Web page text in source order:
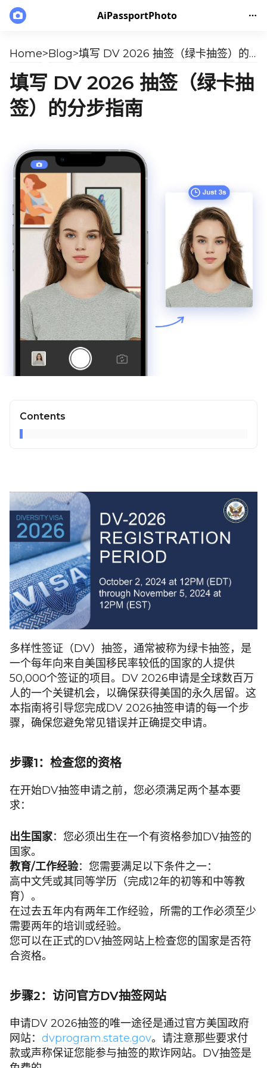
AiPassportPhoto
Home>Blog> 填写 DV 2026 抽签（绿卡抽签）的分步指南
填写 DV 2026 抽签（绿卡抽
签）的分步指南
Contents
多样性签证（DV）抽签，通常被称为绿卡抽签，是
一个每年向来自美国移民率较低的国家的人提供
50,000个签证的项目。DV 2026申请是全球数百万
人的一个关键机会，以确保获得美国的永久居留。这
本指南将引导您完成DV 2026抽签申请的每一个步
骤，确保您避免常见错误并正确提交申请。
步骤1：检查您的资格
在开始DV抽签申请之前，您必须满足两个基本要
求：
出生国家：您必须出生在一个有资格参加DV抽签的
国家。
教育/工作经验：您需要满足以下条件之一：
高中文凭或其同等学历（完成12年的初等和中等教
育）。
在过去五年内有两年工作经验，所需的工作必须至少
需要两年的培训或经验。
您可以在正式的DV抽签网站上检查您的国家是否符
合资格。
步骤2：访问官方DV抽签网站
申请DV 2026抽签的唯一途径是通过官方美国政府
网站： dvprogram.state.gov。请注意那些要求付
款或声称保证您能参与抽签的欺诈网站。DV抽签是